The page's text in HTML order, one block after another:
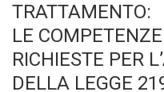
TRATTAMENTO:
LE
RICHIESTE PER
DELLA LEGGE